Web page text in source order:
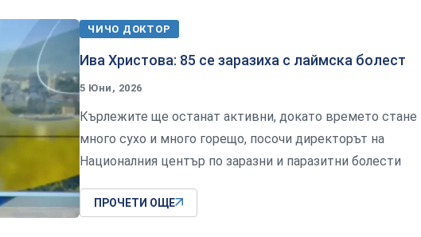
ЧИЧО ДОКТОР
Ива Христова: 85 се заразиха с лаймска болест
5 Юни, 2026
Кърлежите ще останат активни, докато времето стане
много сухо и много горещо, посочи директорът на
Националния център по заразни и паразитни болести
ПРОЧЕТИ ОЩЕ